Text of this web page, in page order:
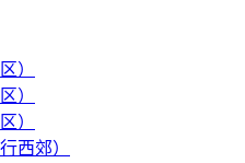
）
）
）
西郊）